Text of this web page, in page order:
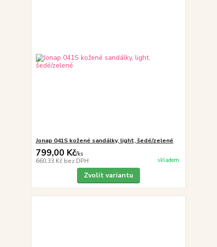
Jonap 041S kožené sandálky, light, šedé/zelené
799,00 Kč/ks
660,33 Kč bez DPH skladem
Zvolit variantu